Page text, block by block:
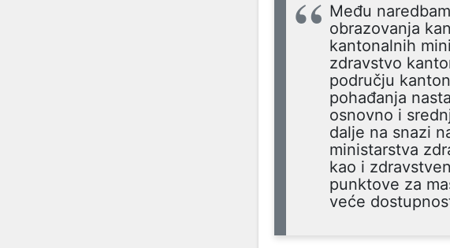
Među
obrazovanja
kantonalnih
zdravstvo
području
pohađanja
osnovno i
dalje na snazi
ministarstva
kao i
punktove za
veće